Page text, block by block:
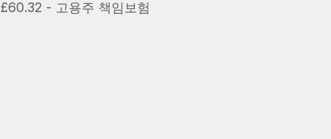
£60.32 - 고용주 책임보험